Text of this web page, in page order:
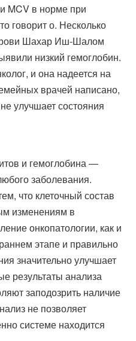
MCV в норме при
говорит о. Несколько
Шахар Иш-Шалом
низкий гемоглобин.
и она надеется на
врачей написано,
улучшает состояния
и гемоглобина —
заболевания.
что клеточный состав
изменениям в
онкопатологии, как и
этапе и правильно
значительно улучшает
результаты анализа
заподозрить наличие
не позволяет
системе находится